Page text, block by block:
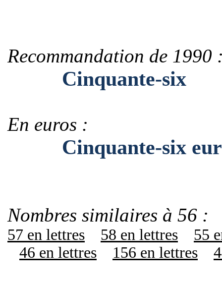
Recommandation de 1990
Cinquante-six
En euros :
Cinquante-six
Nombres similaires à 56 :
57 en lettres 58 en lettres
55
46 en lettres
156 en lettres